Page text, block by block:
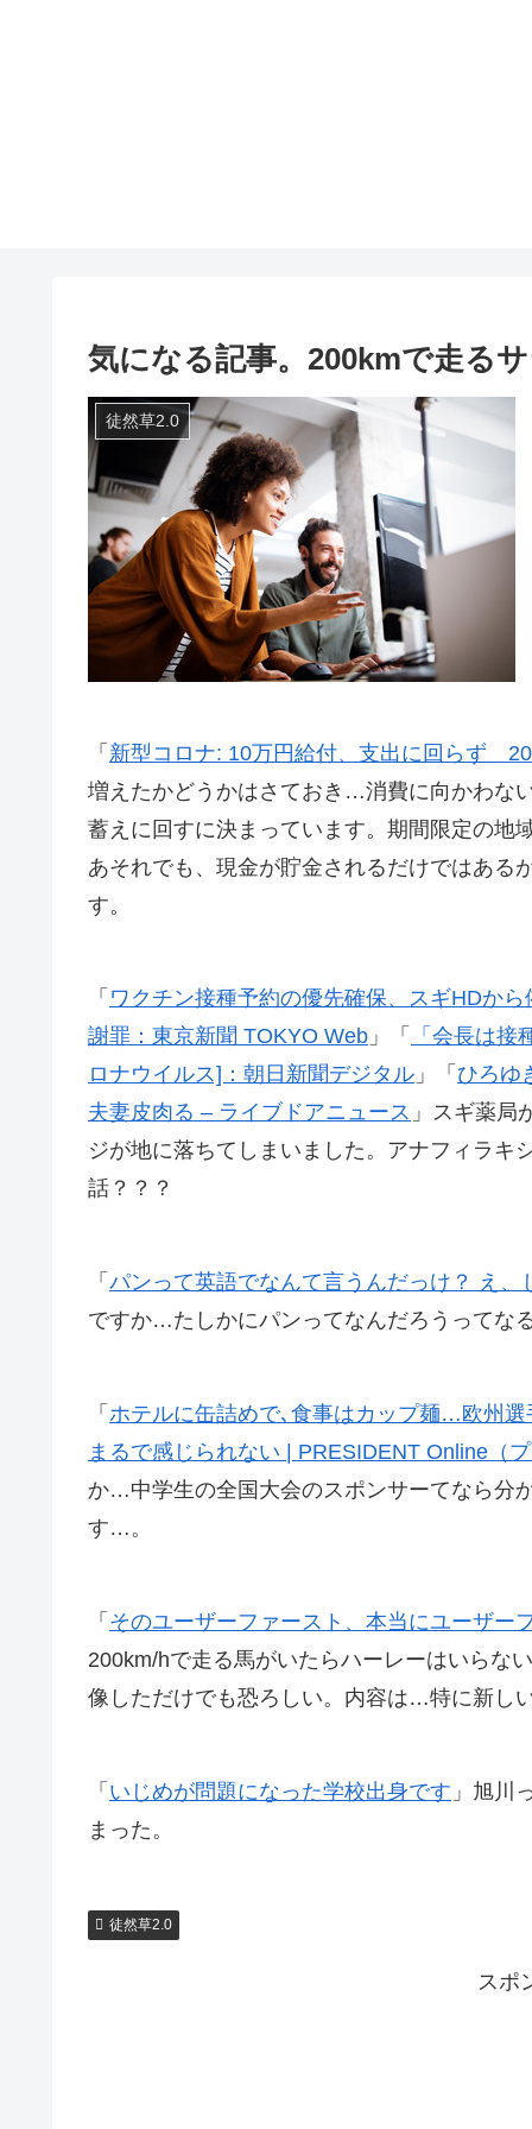
気になる記事。200kmで走る
徒然草2.0
「 新型コロナ: 10万円給付、支出に回らず
増えたかどうかはさておき…消費に向かわな
蓄えに回すに決まっています。期間限定の地
あそれでも、現金が貯金されるだけではある
す。
「 ワクチン接種予約の優先確保、スギHDか
謝罪：東京新聞 TOKYO Web 」「
「会長は
ロナウイルス]：朝日新聞デジタル 」「 ひろゆ
夫妻皮肉る – ライブドアニュース 」スギ薬局
ジが地に落ちてしまいました。アナフィラキ
話？？？
「 パンって英語でなんて言うんだっけ？ え
ですか…たしかにパンってなんだろうってなる
「 ホテルに缶詰めで､食事はカップ麺…欧州
まるで感じられない | PRESIDENT Online（
か…中学生の全国大会のスポンサーてなら分
す…。
「 そのユーザーファースト、本当にユーザー
200km/hで走る馬がいたらハーレーはいらな
像しただけでも恐ろしい。内容は…特に新し
「 いじめが問題になった学校出身です 」旭川
まった。
徒然草2.0
スポ